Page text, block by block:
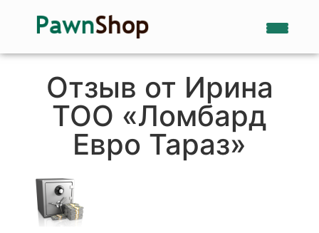
Отзыв от Ирина
ТОО «Ломбард
Евро Тараз»